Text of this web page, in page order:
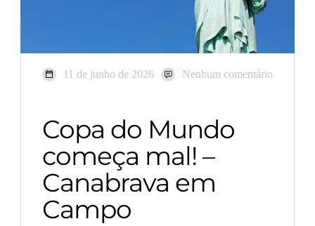
11 de junho de 2026 Nenhum comentário
Copa do Mundo
começa mal! –
Canabrava em
Campo